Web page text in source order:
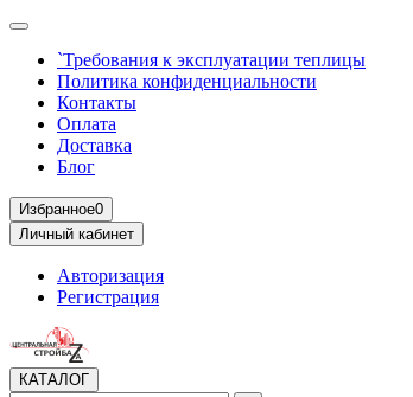
`Требования к эксплуатации теплицы
Политика конфиденциальности
Контакты
Оплата
Доставка
Блог
Избранное0
Личный кабинет
Авторизация
Регистрация
КАТАЛОГ